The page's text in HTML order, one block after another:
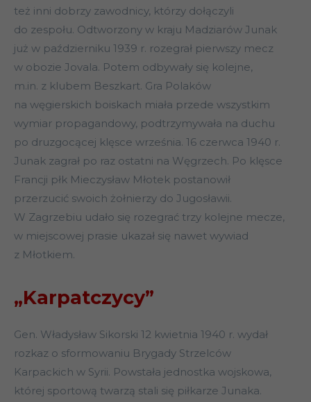
też inni dobrzy zawodnicy, którzy dołączyli
do zespołu. Odtworzony w kraju Madziarów Junak
już w październiku 1939 r. rozegrał pierwszy mecz
w obozie Jovala. Potem odbywały się kolejne,
m.in. z klubem Beszkart. Gra Polaków
na węgierskich boiskach miała przede wszystkim
wymiar propagandowy, podtrzymywała na duchu
po druzgocącej klęsce września. 16 czerwca 1940 r.
Junak zagrał po raz ostatni na Węgrzech. Po klęsce
Francji płk Mieczysław Młotek postanowił
przerzucić swoich żołnierzy do Jugosławii.
W Zagrzebiu udało się rozegrać trzy kolejne mecze,
w miejscowej prasie ukazał się nawet wywiad
z Młotkiem.
„Karpatczycy”
Gen. Władysław Sikorski 12 kwietnia 1940 r. wydał
rozkaz o sformowaniu Brygady Strzelców
Karpackich w Syrii. Powstała jednostka wojskowa,
której sportową twarzą stali się piłkarze Junaka.